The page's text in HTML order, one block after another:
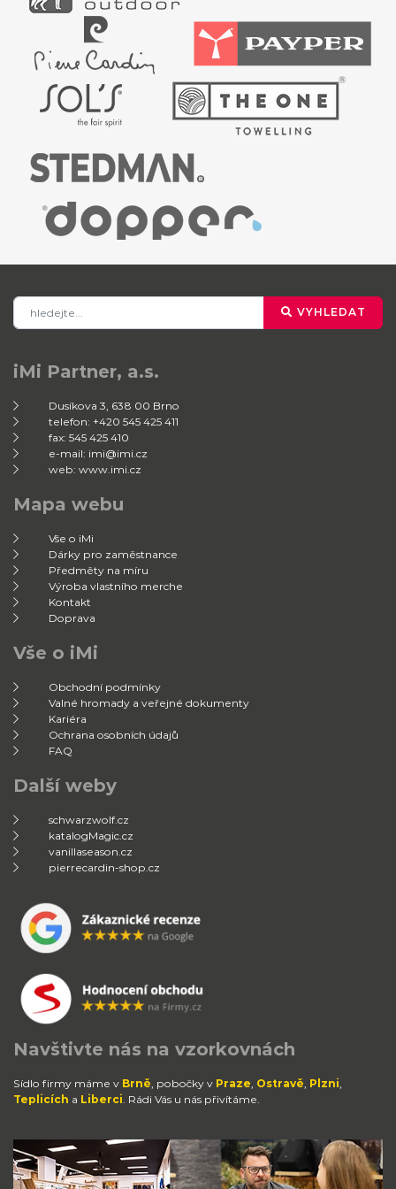
VYHLEDAT
iMi Partner, a.s.
Dusíkova 3, 638 00 Brno
telefon: +420 545 425 411
fax: 545 425 410
e-mail: imi@imi.cz
web: www.imi.cz
Mapa webu
Vše o iMi
Dárky pro zaměstnance
Předměty na míru
Výroba vlastního merche
Kontakt
Doprava
Vše o iMi
Obchodní podmínky
Valné hromady a veřejné dokumenty
Kariéra
Ochrana osobních údajů
FAQ
Další weby
schwarzwolf.cz
katalogMagic.cz
vanillaseason.cz
pierrecardin-shop.cz
Navštivte nás na vzorkovnách
Sídlo firmy máme v Brně , pobočky v Praze Ostravě Plzni
Teplicích a Liberci . Rádi Vás u nás přivítáme.